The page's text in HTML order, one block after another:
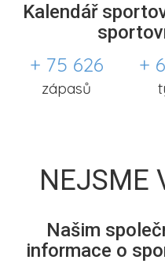
Kalendář
+ 75 626
zápasů
+
NEJSME
Našim
informace o